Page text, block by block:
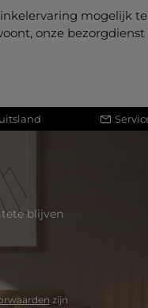
mogelijk
onze
blijven
zijn